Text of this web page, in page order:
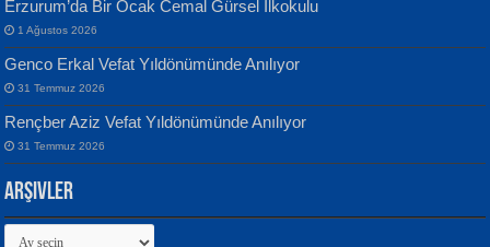
EKREM KARABABA
İsmail Aydos
İnkisar...
Erzurum’da Bir Ocak Cemal Gürsel İlkokulu
1 Ağustos 2026
Genco Erkal Vefat Yıldönümünde Anılıyor
31 Temmuz 2026
Rençber Aziz Vefat Yıldönümünde Anılıyor
31 Temmuz 2026
Arşivler
Arşivler